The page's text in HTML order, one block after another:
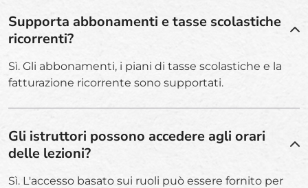
Supporta abbonamenti e tasse scolastiche
ricorrenti?
Sì. Gli abbonamenti, i piani di tasse scolastiche e la
fatturazione ricorrente sono supportati.
Gli istruttori possono accedere agli orari
delle lezioni?
Sì. L'accesso basato sui ruoli può essere fornito per